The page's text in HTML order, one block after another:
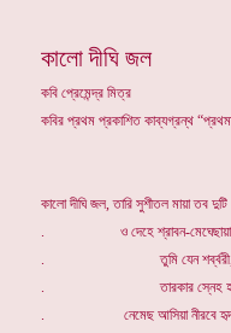
কালো দীঘি জল
কবি প্রেমেন্দ্র মিত্র
কবির প্রথম প্রকাশিত কাব্যগ্রন্থ
কালো দীঘি জল, তারি সুশীতল মায়া তব
. ও দেহে শ্রাবন-মেঘেছায়া
. তুমি যেন
. তারকার স্নেহ
. নেমেছ আসিয়া নীরবে